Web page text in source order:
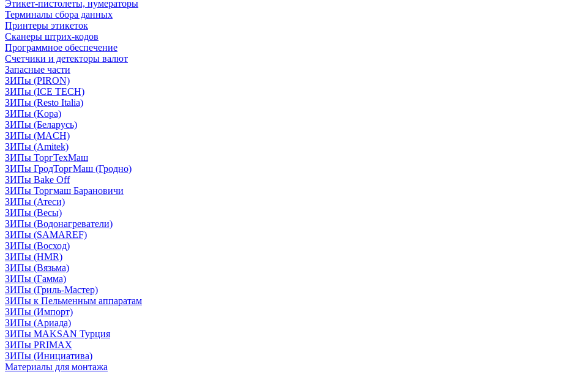
Этикет-пистолеты, нумераторы
Терминалы сбора данных
Принтеры этикеток
Сканеры штрих-кодов
Программное обеспечение
Счетчики и детекторы валют
Запасные части
ЗИПы (PIRON)
ЗИПы (ICE TECH)
ЗИПы (Resto Italia)
ЗИПы (Kopa)
ЗИПы (Беларусь)
ЗИПы (MACH)
ЗИПы (Amitek)
ЗИПы ТоргТехМаш
ЗИПы ГродТоргМаш (Гродно)
ЗИПы Bake Off
ЗИПы Торгмаш Барановичи
ЗИПы (Атеси)
ЗИПы (Весы)
ЗИПы (Водонагреватели)
ЗИПы (SAMAREF)
ЗИПы (Восход)
ЗИПы (HMR)
ЗИПы (Вязьма)
ЗИПы (Гамма)
ЗИПы (Гриль-Мастер)
ЗИПы к Пельменным аппаратам
ЗИПы (Импорт)
ЗИПы (Ариада)
ЗИПы MAKSAN Турция
ЗИПы PRIMAX
ЗИПы (Инициатива)
Материалы для монтажа